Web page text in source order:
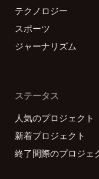
テクノロジー
スポーツ
ジャーナリズム
ステータス
人気のプロジェクト
新着プロジェクト
終了間際のプロジェ